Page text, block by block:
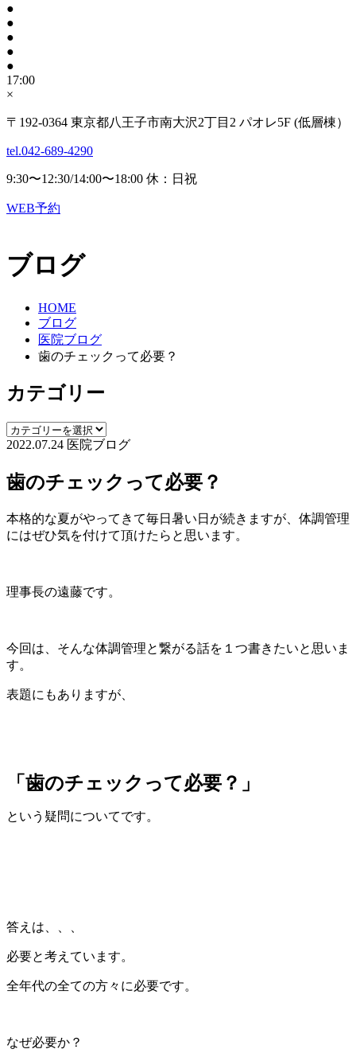
●
●
●
●
●
17:00
×
〒192-0364 東京都八王子市南大沢2丁目2 パオレ5F (低層棟）
tel.042-689-4290
9:30〜12:30/14:00〜18:00 休：日祝
WEB予約
ブログ
HOME
ブログ
医院ブログ
歯のチェックって必要？
カテゴリー
2022.07.24 医院ブログ
歯のチェックって必要？
本格的な夏がやってきて毎日暑い日が続きますが、体調管理
にはぜひ気を付けて頂けたらと思います。
理事長の遠藤です。
今回は、そんな体調管理と繋がる話を１つ書きたいと思いま
す。
表題にもありますが、
「歯のチェックって必要？」
という疑問についてです。
答えは、、、
必要と考えています。
全年代の全ての方々に必要です。
なぜ必要か？